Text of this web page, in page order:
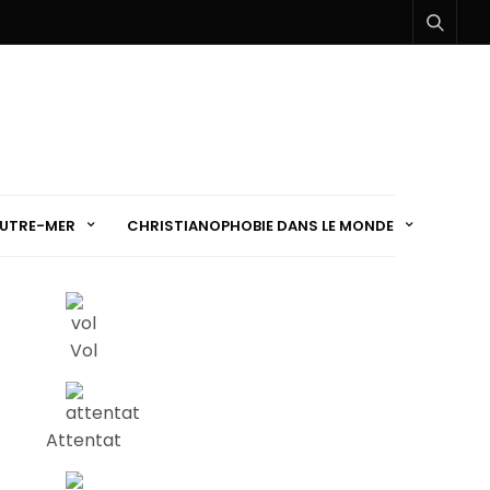
MER CHRISTIANOPHOBIE DANS LE MONDE
Vol
Attentat